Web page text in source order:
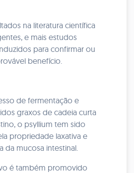
na literatura científica
e mais estudos
para confirmar ou
benefício.
de fermentação e
graxos de cadeia curta
o psyllium tem sido
propriedade laxativa e
da mucosa intestinal.
é também promovido